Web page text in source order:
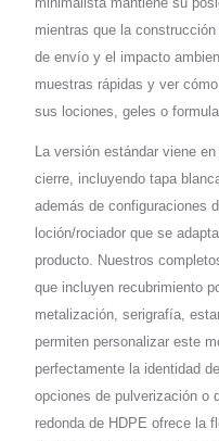
mientras que la
de envío y el impacto
muestras rápidas y ver
sus lociones, geles o
La versión estándar viene
cierre, incluyendo tapa
además de configuraciones
loción/rociador que se
producto. Nuestros
que incluyen recubrimiento
metalización, serigrafía,
permiten personalizar este
perfectamente la identidad
opciones de pulverización o
redonda de HDPE ofrece la